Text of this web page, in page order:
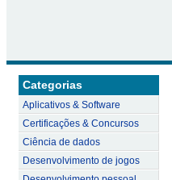
Categorias
Aplicativos & Software
Certificações & Concursos
Ciência de dados
Desenvolvimento de jogos